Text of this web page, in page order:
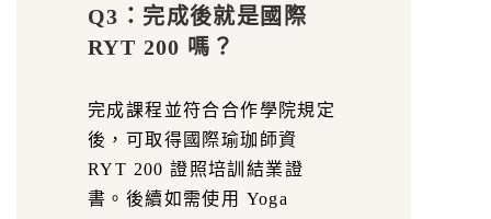
Q3：完成後就是國際
RYT 200 嗎？
完成課程並符合合作學院規定
後，可取得國際瑜珈師資
RYT 200 證照培訓結業證
書。後續如需使用 Yoga